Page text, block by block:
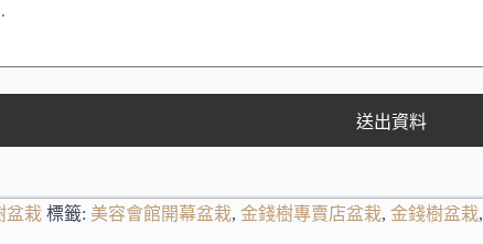
送出資料
盆栽 標籤: 美容會館開幕盆栽, 金錢樹專賣店盆栽, 金錢樹盆栽,